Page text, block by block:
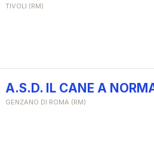
TIVOLI (RM)
A.S.D. IL CANE A
GENZANO DI ROMA (RM)